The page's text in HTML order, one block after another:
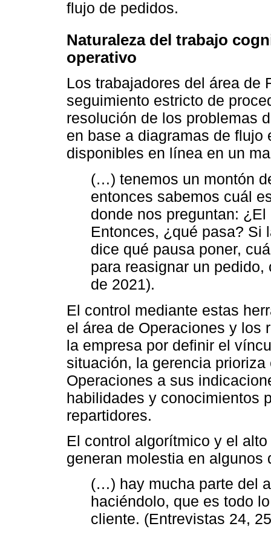
flujo de pedidos.
Naturaleza del trabajo
operativo
Los trabajadores del área de
seguimiento estricto de
resolución de los problemas
en base a diagramas de
disponibles en línea en un
(…) tenemos un montón
entonces sabemos cuál
donde nos preguntan:
Entonces, ¿qué pasa? Si
dice qué pausa poner,
para reasignar un
de 2021).
El control mediante estas
el área de Operaciones y los
la empresa por definir el
situación, la gerencia
Operaciones a sus
habilidades y conocimientos
repartidores.
El control algorítmico y el
generan molestia en
(…) hay mucha parte del
haciéndolo, que es todo
cliente. (Entrevistas 24,